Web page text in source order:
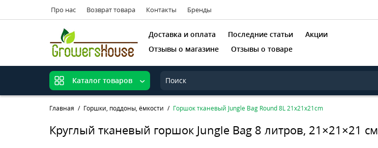
Про нас Возврат товара Контакты Бренды
Доставка и оплата Последние статьи
Акции
Отзывы о магазине
Отзывы о товаре
Каталог товаров
Главная Горшки, поддоны, ёмкости Горшок тканевый Jungle Bag Round 8L 21x21x21cm
Круглый тканевый горшок Jungle Bag 8 литров, 21×21×21 см